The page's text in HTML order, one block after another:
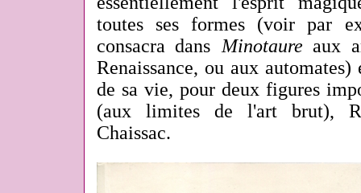
toutes ses formes (voir par
consacra dans Minotaure aux
Renaissance, ou aux
de sa vie, pour deux figures
(aux limites de l'art brut),
Chaissac.